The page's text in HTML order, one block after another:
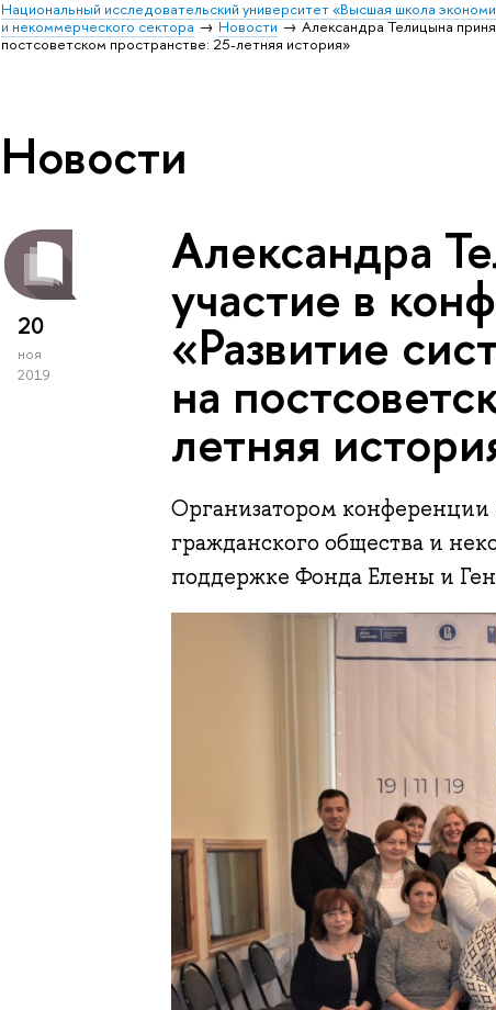
Национальный исследовательский университет «Высшая школа
и некоммерческого сектора
Новости
Александра Телицына
постсоветском пространстве: 25-летняя история»
Новости
20
ноя
2019
Александра
участие в
«Развитие
на
летняя
Организатором
гражданского общества и
поддержке Фонда Елены и